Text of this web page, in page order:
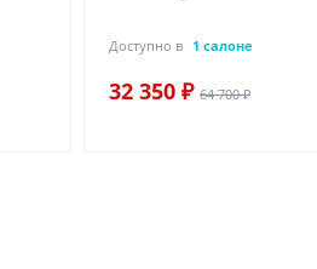
Доступно в 1 салоне
32 350 ₽ 64 700 ₽